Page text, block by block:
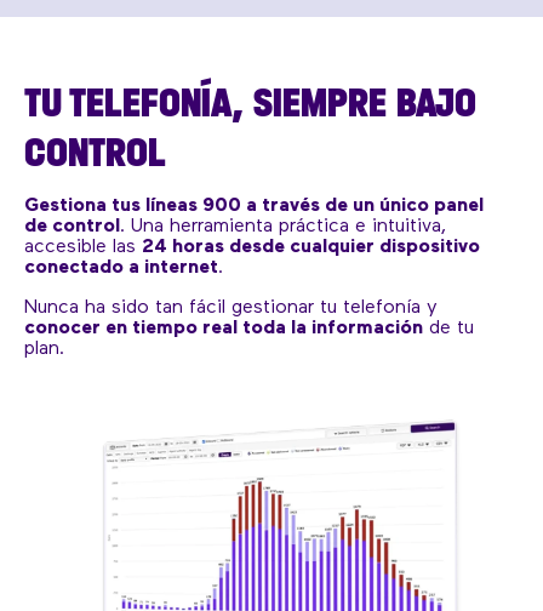
TU TELEFONÍA, SIEMPRE BAJO
CONTROL
Gestiona tus líneas 900 a través de un único panel
de control. Una herramienta práctica e intuitiva,
accesible las 24 horas desde cualquier dispositivo
conectado a internet.
Nunca ha sido tan fácil gestionar tu telefonía y
conocer en tiempo real toda la información de tu
plan.